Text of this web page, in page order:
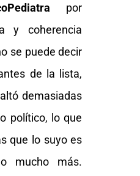
por
y coherencia
se puede decir
de la lista,
demasiadas
político, lo que
que lo suyo es
mucho más.